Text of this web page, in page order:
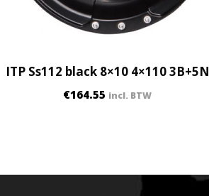
ITP Ss112 black 8×10 4×110 3B+5N
€164.55 incl. BTW